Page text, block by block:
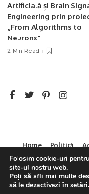
Artificială și Brain
Engineering prin
„From Algorithms to
Neurons”
2 Min Read
Home Politică
Sport
Mica
Folosim cookie-uri
site-ul nostru web.
Poți să afli mai multe
să le dezactivezi în setări.